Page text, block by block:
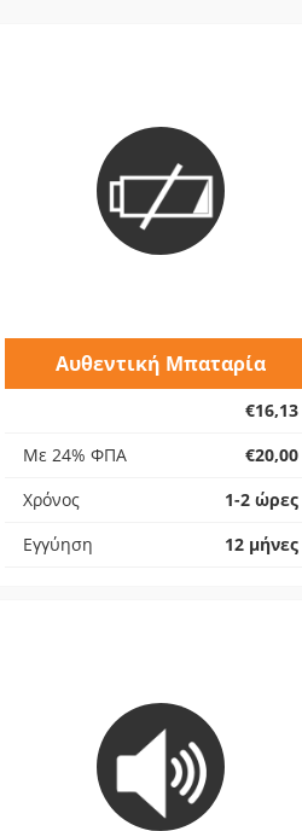
Αυθεντική Μπαταρία
€16,13
Με 24% ΦΠΑ
€20,00
Χρόνος
1-2 ώρες
Εγγύηση
12 μήνες